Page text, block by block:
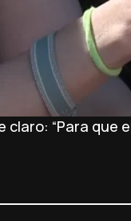
claro: “Para que